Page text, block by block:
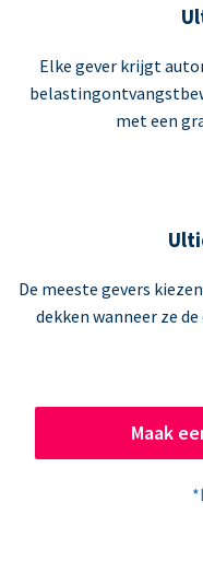
Elke gever krijgt
met een
De meeste gevers
dekken wanneer ze
Maak